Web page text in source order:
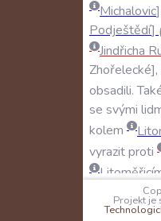
Michalovic
Podještědí
Jindřicha
Zhořelecké ,
obsadili.
se svými
kolem
vyrazitproti
SVĚDKOVÉ:
N/A
Projekt